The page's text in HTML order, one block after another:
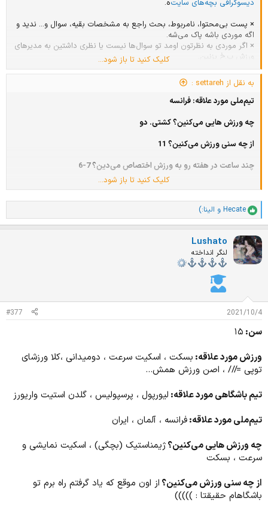
دیسوگرافی بچه‌های سایت‌ه.
× پست بی‌محتوا، نامربوط، بحث راجع به مشخصات بقیه، سوال و... ندید و
اگه موردی باشه پاک می‌شه.
× اگر موردی به نظرتون اومد تو سوال‌ها نیست یا نظری داشتین به مدیرهای
ورزش پ.خ بزنین.
سن: 15
ورزش مورد علاقه: کشتی
تیم باشگاهی مورد علاقه: فوتبال باید باشه؟ پرسپولیس. رئال
کلیک کنید تا باز شود...
به نقل از settareh :
تیم‌ملی مورد علاقه: فرانسه
چه ورزش هایی می‌کنین؟ کشتی. دو
از چه سنی ورزش می‌کنین؟ 11
چند ساعت در هفته رو به ورزش اختصاص می‌دین؟ 7-6
چه مسابقه‌هایی شرکت کردین؟ تو چه رشته‌ای؟ مسابقه مطرحی شکرت نکرده
ام
چه مسابقاتی رو دنبال می‌کنین؟ المپیک و لیگ جهانی و ...
کلیک کنید تا باز شود...
ا
م
ی
ا
ز
Hecate و الینا:)
Lushato
لنگر انداخته
2021/10/4
#377
سن: ۱۵
ورزش مورد علاقه: بسکت ، اسکیت سرعت ، دومیدانی ،کلا ورزشای
توپی =/// ، اصن ورزش همش...
تیم باشگاهی مورد علاقه: لیورپول ، پرسپولیس ، گلدن استیت واریورز
تیم‌ملی مورد علاقه:فرانسه ، آلمان ، ایران
چه ورزش هایی می‌کنین؟ژیمناستیک (بچگی) ، اسکیت نمایشی و
سرعت ، بسکت
از چه سنی ورزش می‌کنین؟ از اون موقع که یاد گرفتم راه برم تو
باشگاهام حقیقتا : )))))